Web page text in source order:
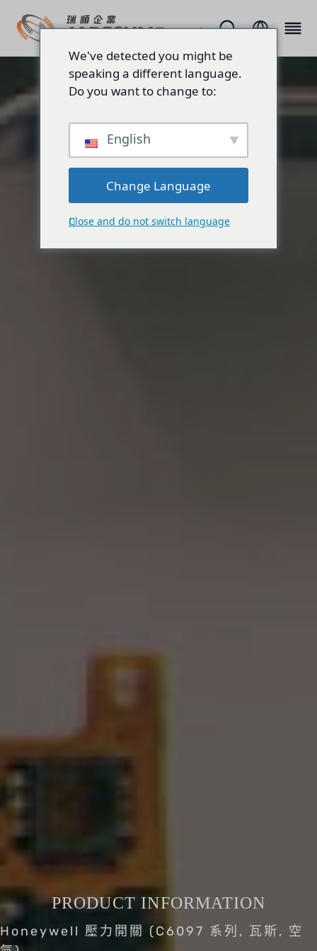
PRODUCT INFORMATION
Honeywell 壓力開關 (C6097 系列, 瓦斯, 空
We've detected you might be
speaking a different language.
Do you want to change to:
English
Change Language
Close and do not switch language